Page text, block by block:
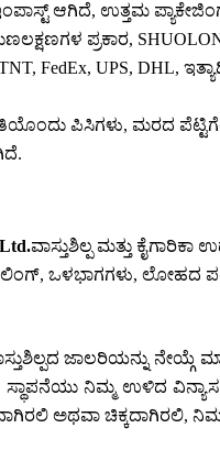
ಆಗಿದೆ, ಉತ್ತಮ
ಪ್ರಕಾರ,
FedEx, UPS, DHL,
ಪಿಸಿಗಳು, ಮರದ
.ವಾಸ್ತುಶಿಲ್ಪ ಮತ್ತು
ಒಳಭಾಗಗಳು, ಲೋಹದ
ಜಾಲರಿಯನ್ನು
ನಿಮ್ಮ ಉಳಿದ
ಅಥವಾ ಚಿಕ್ಕದಾಗಿರಲಿ,